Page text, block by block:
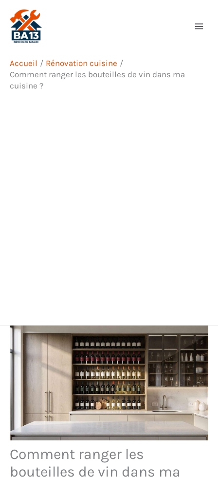
contenu
Accueil
Rénovation cuisine
Comment ranger les bouteilles de vin dans ma
cuisine ?
Comment ranger les
bouteilles de vin dans ma
Rechercher